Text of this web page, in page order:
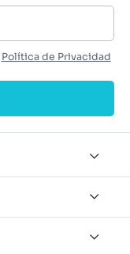
Política de Privacidad